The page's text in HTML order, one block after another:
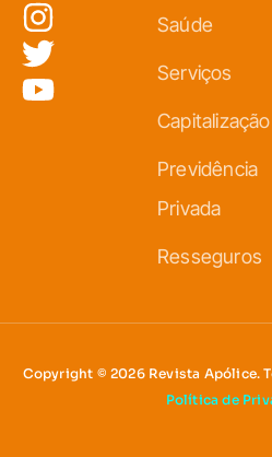
Saúde
Serviços
Capitalização
Previdência
Privada
Resseguros
Copyright © 2026 Revista Apólice.
Política de